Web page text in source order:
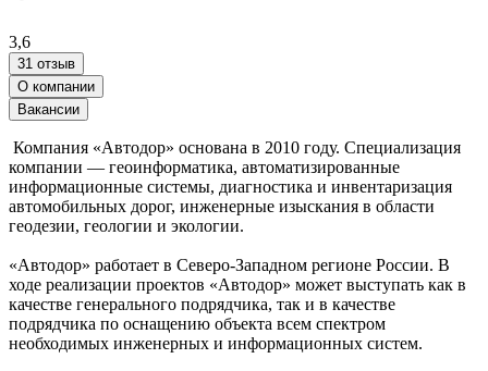
3,6
31 отзыв
О компании
Вакансии
Компания «Автодор» основана в 2010 году. Специализация
компании — геоинформатика, автоматизированные
информационные системы, диагностика и инвентаризация
автомобильных дорог, инженерные изыскания в области
геодезии, геологии и экологии.
«Автодор» работает в Северо-Западном регионе России. В
ходе реализации проектов «Автодор» может выступать как в
качестве генерального подрядчика, так и в качестве
подрядчика по оснащению объекта всем спектром
необходимых инженерных и информационных систем.